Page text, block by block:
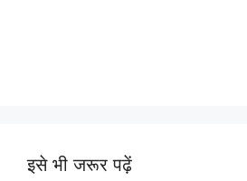
इसे भी जरूर पढ़ें